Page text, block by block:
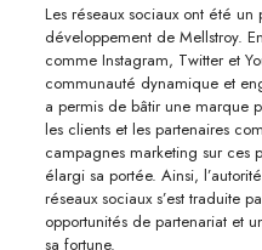
Les réseaux sociaux ont été
développement de Mellstroy.
comme Instagram, Twitter et
communauté dynamique et
a permis de bâtir une marque
les clients et les partenaires
campagnes marketing sur ces
élargi sa portée. Ainsi,
réseaux sociaux s’est traduite
opportunités de partenariat et
sa fortune.